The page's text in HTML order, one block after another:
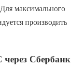
максимального
производить
Сбербанк